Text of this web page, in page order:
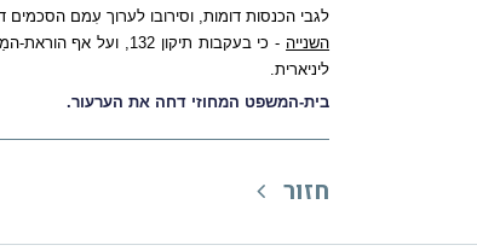
לגבי הכנסות דומות, וסירובו לערוך עִמם הסכמים
השנייה
ליניארית.
בית-המשפט המחוזי דחה את הערעור.
חזור